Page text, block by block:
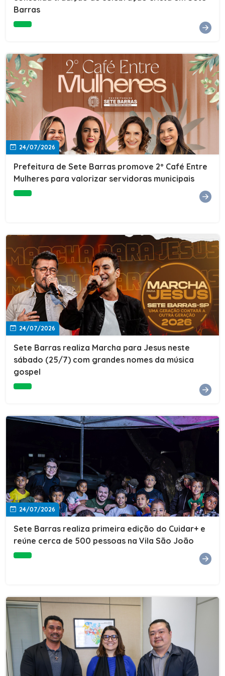
e do Instituto de Desenvolvimento Profissional
fundador da empresa Seu Consultor.Inscrições: FAÇA
AQUI
Barras
24/07/2026
Prefeitura de Sete Barras promove 2º Café Entre
Mulheres para valorizar servidoras municipais
24/07/2026
Sete Barras realiza Marcha para Jesus neste
sábado (25/7) com grandes nomes da música
gospel
24/07/2026
Sete Barras realiza primeira edição do Cuidar+ e
reúne cerca de 500 pessoas na Vila São João